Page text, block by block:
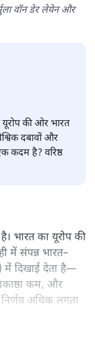
वॉन डेर लेयेन और
यूरोप की ओर भारत
दबावों और
कदम है? वरिष्ठ
भारत का यूरोप की
में संपन्न भारत–
में दिखाई देता है—
कम, और
अधिक लगता